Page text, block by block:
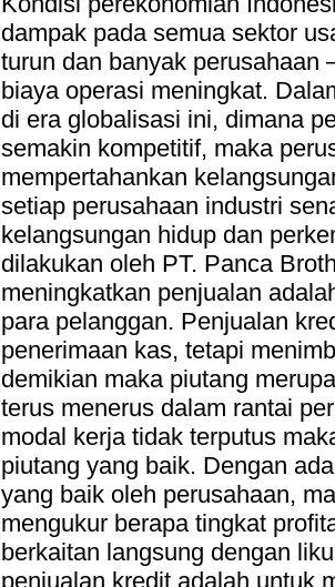
dampak pada semua sektor
turun dan banyak perusahaan
biaya operasi meningkat.
di era globalisasi ini, dimana
semakin kompetitif, maka
mempertahankan
setiap perusahaan industri
kelangsungan hidup dan
dilakukan oleh PT. Panca
meningkatkan penjualan
para pelanggan. Penjualan
penerimaan kas, tetapi
demikian maka piutang
terus menerus dalam rantai
modal kerja tidak terputus
piutang yang baik. Dengan
yang baik oleh perusahaan,
mengukur berapa tingkat
berkaitan langsung dengan
penjualan kredit adalah untuk